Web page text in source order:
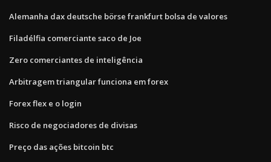
Alemanha dax deutsche börse frankfurt bolsa de valores
Filadélfia comerciante saco de Joe
Zero comerciantes de inteligência
Arbitragem triangular funciona em forex
Forex flex e o login
Risco de negociadores de divisas
Preço das ações bitcoin btc